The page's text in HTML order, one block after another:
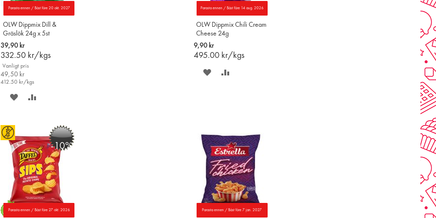
Parasta ennen / Bäst före 20 okt. 2027
OLW Dippmix Dill &
Gräslök 24g x 5st
39,90 kr
332.50 kr/kgs
Vanligt pris
49,50 kr
412.50 kr/kgs
SPARA
ÖNSKELISTAN
JÄMFÖR
Parasta ennen / Bäst före 14 aug. 2026
OLW Dippmix Chili Cream
Cheese 24g
9,90 kr
495.00 kr/kgs
SPARA
-10%
Parasta ennen / Bäst före 27 okt. 2026 Parasta ennen / Bäst före 7 jan. 2027